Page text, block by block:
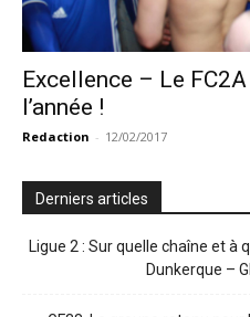
Excellence – Le
l’année !
Redaction - 12/02/2017
Derniers articles
Ligue 2 : Sur quelle chaîne et à
Dunkerque –